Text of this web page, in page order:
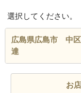
選択してください。
広島県広島市 中区
達
お